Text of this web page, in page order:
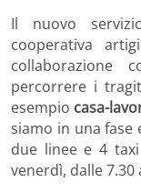
Il nuovo
cooperativa
collaborazione
percorrere i
esempio casa-
siamo in una fase
due linee e 4
venerdì, dalle 7.30